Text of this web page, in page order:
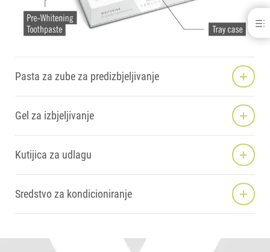
Kulzer Vivida Home Kit
KULZER VIVIDA U PRAKSI
VIDEO S PRIKAZOM POSTUPKA KORAK PO KORAK
MARKETINŠKA POTPORA
PROPHY PEN KIT
DOWNLOADS
KONTAKT
Pasta za zube za predizbjeljivanje
Gel za izbjeljivanje
Kutijica za udlagu
Sredstvo za kondicioniranje